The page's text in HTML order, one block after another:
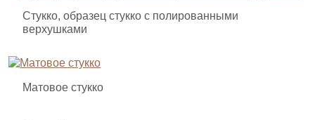
Видео
Вопрос-ответ
О нас
Стукко, образец стукко с полированными
верхушками
Матовое стукко